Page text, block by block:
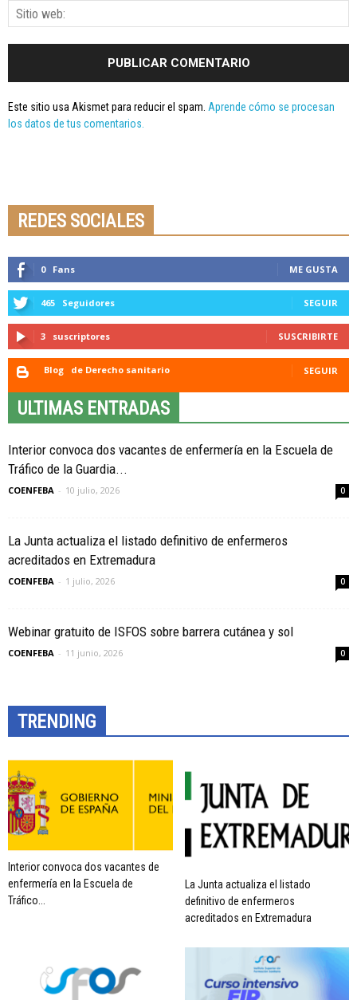
Este sitio usa Akismet para reducir el spam. Aprende cómo se procesan
los datos de tus comentarios.
REDES SOCIALES
0 Fans ME GUSTA
465 Seguidores SEGUIR
3 suscriptores SUSCRIBIRTE
Blog de Derecho sanitario SEGUIR
ULTIMAS ENTRADAS
Interior convoca dos vacantes de enfermería en la Escuela de
Tráfico de la Guardia...
COENFEBA - 10 julio, 2026 0
La Junta actualiza el listado definitivo de enfermeros
acreditados en Extremadura
COENFEBA - 1 julio, 2026 0
Webinar gratuito de ISFOS sobre barrera cutánea y sol
COENFEBA - 11 junio, 2026 0
TRENDING
Interior convoca dos vacantes de
enfermería en la Escuela de
Tráfico...
La Junta actualiza el listado
definitivo de enfermeros
acreditados en Extremadura